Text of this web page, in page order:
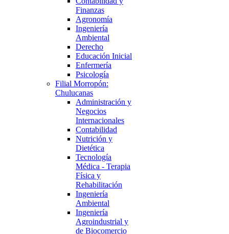
Finanzas
Agronomía
Ingeniería
Ambiental
Derecho
Educación Inicial
Enfermería
Psicología
Filial Morropón:
Chulucanas
Administración y
Negocios
Internacionales
Contabilidad
Nutrición y
Dietética
Tecnología
Médica - Terapia
Física y
Rehabilitación
Ingeniería
Ambiental
Ingeniería
Agroindustrial y
de Biocomercio